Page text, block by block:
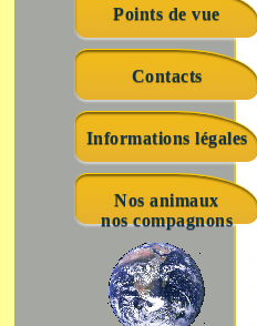
Points de vue
Contacts
Informations légales
Nos animaux
nos compagnons